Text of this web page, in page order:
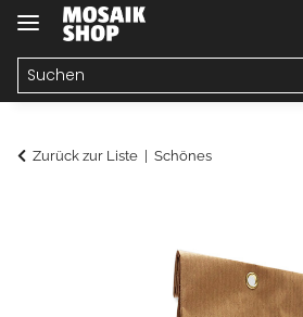
Zurück zur Liste Schönes